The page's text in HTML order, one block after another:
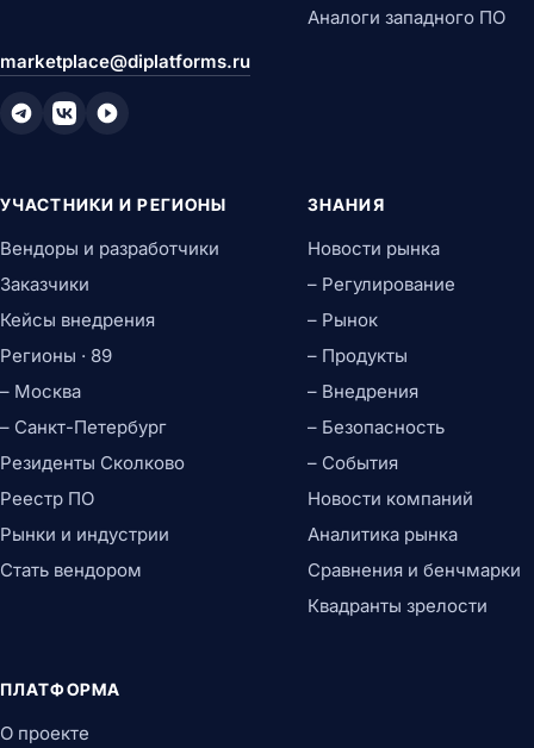
marketplace@diplatforms.ru
Аналоги западного ПО
УЧАСТНИКИ И РЕГИОНЫ
Вендоры и разработчики
Заказчики
Кейсы внедрения
Регионы · 89
– Москва
– Санкт-Петербург
Резиденты Сколково
Реестр ПО
Рынки и индустрии
Стать вендором
ЗНАНИЯ
Новости рынка
– Регулирование
– Рынок
– Продукты
– Внедрения
– Безопасность
– События
Новости компаний
Аналитика рынка
Сравнения и бенчмарки
Квадранты зрелости
ПЛАТФОРМА
О проекте